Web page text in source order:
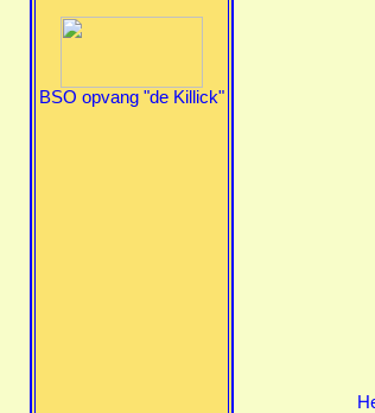
BSO opvang "de Killick"